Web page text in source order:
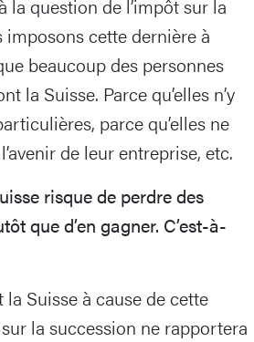
la question de l’impôt sur la
imposons cette dernière à
beaucoup des personnes
la Suisse. Parce qu’elles n’y
parce qu’elles ne
de leur entreprise, etc.
risque de perdre des
que d’en gagner. C’est-à-
Suisse à cause de cette
la succession ne rapportera